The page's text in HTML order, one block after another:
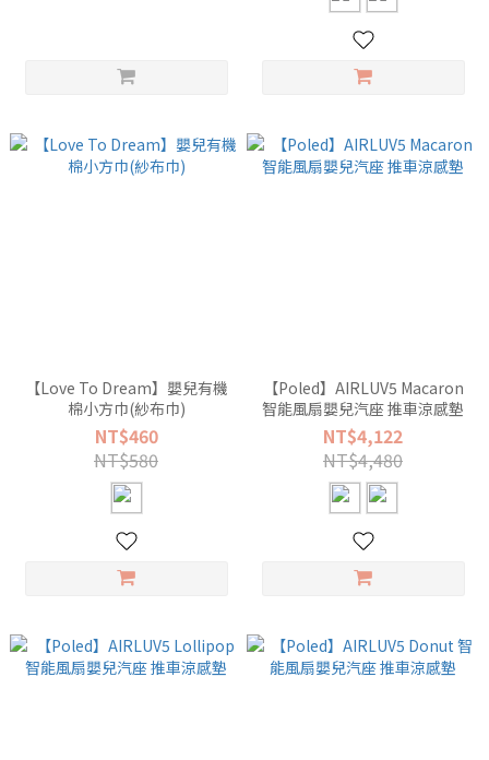
【Love To Dream】嬰兒有機
棉小方巾(紗布巾)
NT$460
NT$580
【Poled】AIRLUV5 Macaron
智能風扇嬰兒汽座 推車涼感墊
NT$4,122
NT$4,480